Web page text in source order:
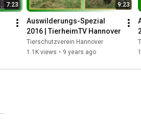
7:23 9:23
Auswilderungs-Spezial
2016 | TierheimTV Hannover
Tierschutzverein Hannover
1.1K views • 9 years ago